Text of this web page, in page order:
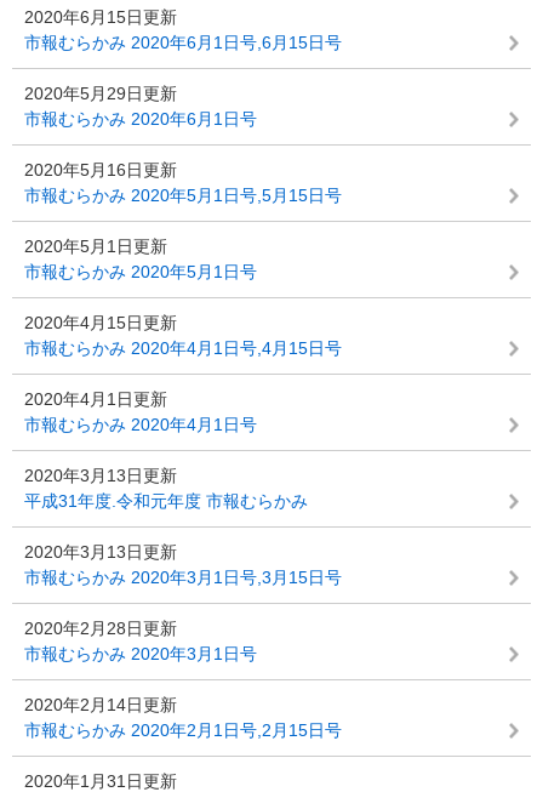
2020年6月15日更新
市報むらかみ 2020年6月1日号,6月15日号
2020年5月29日更新
市報むらかみ 2020年6月1日号
2020年5月16日更新
市報むらかみ 2020年5月1日号,5月15日号
2020年5月1日更新
市報むらかみ 2020年5月1日号
2020年4月15日更新
市報むらかみ 2020年4月1日号,4月15日号
2020年4月1日更新
市報むらかみ 2020年4月1日号
2020年3月13日更新
平成31年度.令和元年度 市報むらかみ
2020年3月13日更新
市報むらかみ 2020年3月1日号,3月15日号
2020年2月28日更新
市報むらかみ 2020年3月1日号
2020年2月14日更新
市報むらかみ 2020年2月1日号,2月15日号
2020年1月31日更新